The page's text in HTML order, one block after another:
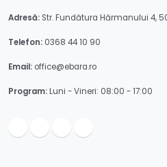
Adresă: Str. Fundătura Hărmanului 4,
Telefon: 0368 44 10 90
Email: office@ebara.ro
Program:Luni - Vineri: 08:00 - 17:00